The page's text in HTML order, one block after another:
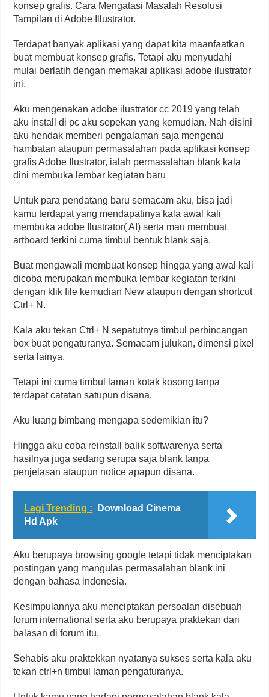
konsep grafis. Cara Mengatasi Masalah Resolusi
Tampilan di Adobe Illustrator.
Terdapat banyak aplikasi yang dapat kita maanfaatkan
buat membuat konsep grafis. Tetapi aku menyudahi
mulai berlatih dengan memakai aplikasi adobe ilustrator
ini.
Aku mengenakan adobe ilustrator cc 2019 yang telah
aku install di pc aku sepekan yang kemudian. Nah disini
aku hendak memberi pengalaman saja mengenai
hambatan ataupun permasalahan pada aplikasi konsep
grafis Adobe Ilustrator, ialah permasalahan blank kala
dini membuka lembar kegiatan baru
Untuk para pendatang baru semacam aku, bisa jadi
kamu terdapat yang mendapatinya kala awal kali
membuka adobe Ilustrator( AI) serta mau membuat
artboard terkini cuma timbul bentuk blank saja.
Buat mengawali membuat konsep hingga yang awal kali
dicoba merupakan membuka lembar kegiatan terkini
dengan klik file kemudian New ataupun dengan shortcut
Ctrl+ N.
Kala aku tekan Ctrl+ N sepatutnya timbul perbincangan
box buat pengaturanya. Semacam julukan, dimensi pixel
serta lainya.
Tetapi ini cuma timbul laman kotak kosong tanpa
terdapat catatan satupun disana.
Aku luang bimbang mengapa sedemikian itu?
Hingga aku coba reinstall balik softwarenya serta
hasilnya juga sedang serupa saja blank tanpa
penjelasan ataupun notice apapun disana.
Lagi Trending :
Download Cinema
Hd Apk
Aku berupaya browsing google tetapi tidak menciptakan
postingan yang mangulas permasalahan blank ini
dengan bahasa indonesia.
Kesimpulannya aku menciptakan persoalan disebuah
forum international serta aku berupaya praktekan dari
balasan di forum itu.
Sehabis aku praktekkan nyatanya sukses serta kala aku
tekan ctrl+n timbul laman pengaturanya.